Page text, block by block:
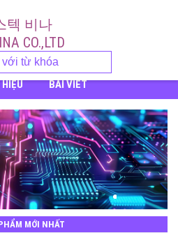
텍 비나
CO.,LTD
BÀI VIẾT
MỚI NHẤT